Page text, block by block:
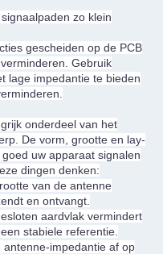
zo klein
gescheiden op de PCB
Gebruik
lage impedantie te bieden
onderdeel van het
De vorm, grootte en lay-
uw apparaat signalen
dingen denken:
van de antenne
en ontvangt.
aardvlak vermindert
stabiele referentie.
antenne-impedantie af op